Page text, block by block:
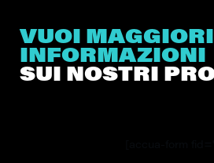
VUOI MAGGIORI
INFORMAZIONI
SUI NOSTRI